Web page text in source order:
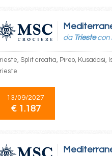
da Triestecon
Split croatia, Pireo, Kusadasi,
13/09/2027
€ 1.187